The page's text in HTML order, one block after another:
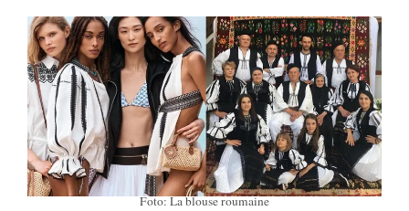
Foto: La blouse roumaine